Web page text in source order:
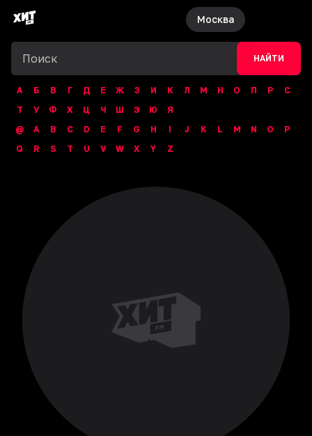
Москва
НАЙТИ
А Б В Г Д Е Ж З И К Л М Н О П Р
С
Т
У Ф Х Ц Ч Ш Э Ю
Я
@
A B C D E F G H I J K L M N O
P
Q
R S T U V W X Y Z